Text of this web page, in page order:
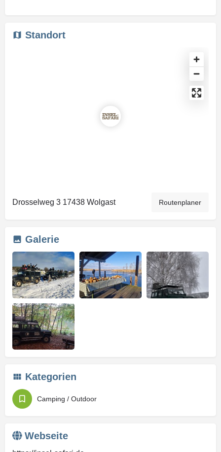
Standort
Drosselweg 3 17438 Wolgast Routenplaner
Galerie
Kategorien
Camping / Outdoor
Webseite